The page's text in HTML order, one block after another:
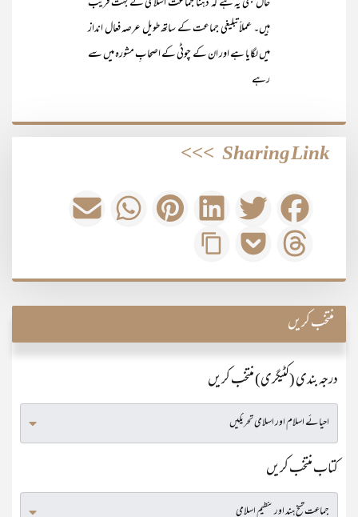
ہیں۔ عملاً تبلیغی جماعت کے ساتھ طویل عرصہ فعال انداز
میں لگایا ہے اور ان کے چوٹی کے اصحابِ مشورہ میں سے
رہے
Sharing Link
>>>
منتخب کریں
درجہ بندی (کٹیگری) منتخب کریں
کتاب منتخب کریں